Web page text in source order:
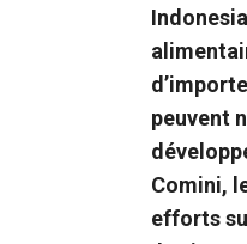
peuvent
Comini,
efforts